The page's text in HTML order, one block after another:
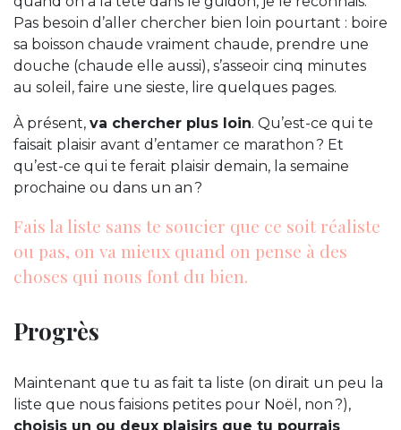
Pas besoin d’aller chercher bien loin pourtant : boire
sa boisson chaude vraiment chaude, prendre une
douche (chaude elle aussi), s’asseoir cinq minutes
au soleil, faire une sieste, lire quelques pages.
À présent, va chercher plus loin. Qu’est-ce qui te
faisait plaisir avant d’entamer ce marathon ? Et
qu’est-ce qui te ferait plaisir demain, la semaine
prochaine ou dans un an ?
Fais la liste sans te soucier que ce soit réaliste
ou pas, on va mieux quand on pense à des
choses qui nous font du bien.
Progrès
Maintenant que tu as fait ta liste (on dirait un peu la
liste que nous faisions petites pour Noël, non ?),
choisis un ou deux plaisirs que tu pourrais